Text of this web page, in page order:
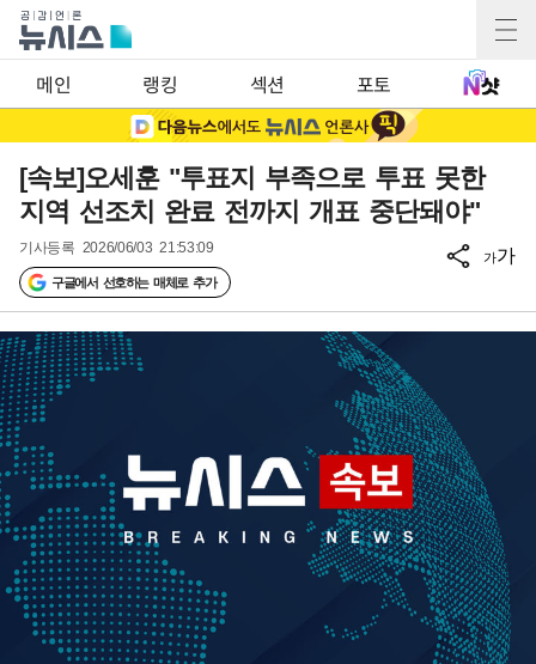
메인 랭킹 섹션 포토
[속보]오세훈 "투표지 부족으로 투표 못한
지역 선조치 완료 전까지 개표 중단돼야"
기사등록 2026/06/03 21:53:09
구글에서 선호하는 매체로 추가
가가